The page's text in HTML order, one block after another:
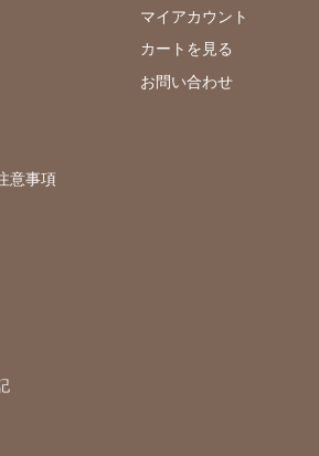
意事項
マイアカウント
カートを見る
お問い合わせ